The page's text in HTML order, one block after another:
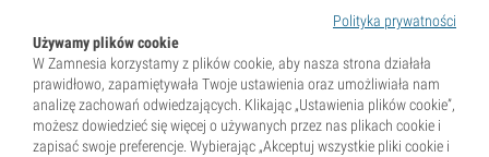
Polityka prywatności
Używamy plików cookie
W Zamnesia korzystamy z plików cookie, aby nasza strona działała
prawidłowo, zapamiętywała Twoje ustawienia oraz umożliwiała nam
analizę zachowań odwiedzających. Klikając „Ustawienia plików cookie”,
możesz dowiedzieć się więcej o używanych przez nas plikach cookie i
zapisać swoje preferencje. Wybierając „Akceptuj wszystkie pliki cookie i